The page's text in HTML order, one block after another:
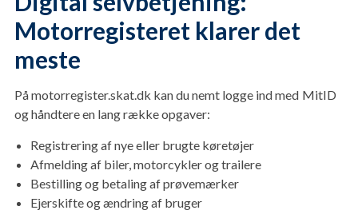
Motorregisteret klarer det
meste
På motorregister.skat.dk kan du nemt logge ind med MitID
og håndtere en lang række opgaver:
Registrering af nye eller brugte køretøjer
Afmelding af biler, motorcykler og trailere
Bestilling og betaling af prøvemærker
Ejerskifte og ændring af bruger